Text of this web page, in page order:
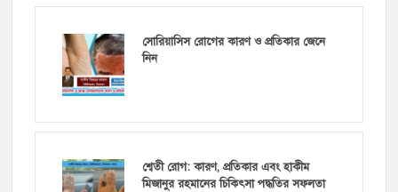
সোরিয়াসিস রোগের কারণ ও প্রতিকার জেনে
নিন
শ্বেতী রোগ: কারণ, প্রতিকার এবং হাকীম
মিজানুর রহমানের চিকিৎসা পদ্ধতির সফলতা